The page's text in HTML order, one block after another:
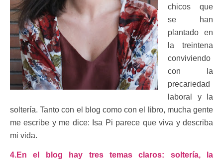
chicos que
se han
plantado en
la treintena
conviviendo
con la
precariedad
laboral y la
soltería. Tanto con el blog como con el libro, mucha gente
me escribe y me dice: Isa Pi parece que viva y describa
mi vida.
4.En el blog hay tres temas claros: soltería, la